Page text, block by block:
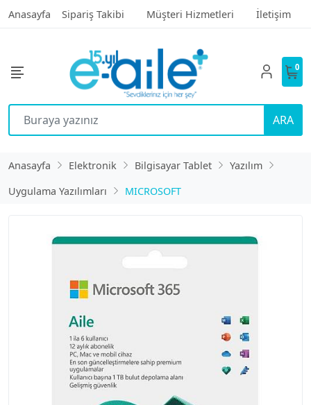
Anasayfa Sipariş Takibi Müşteri Hizmetleri İletişim
ARA
0
Anasayfa Elektronik Bilgisayar Tablet
Yazılım
Uygulama Yazılımları
MICROSOFT